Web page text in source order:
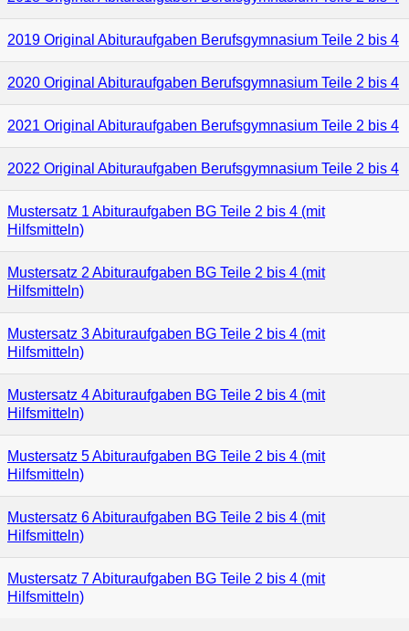
2019 Original Abituraufgaben Berufsgymnasium Teile 2 bis 4
2020 Original Abituraufgaben Berufsgymnasium Teile 2 bis 4
2021 Original Abituraufgaben Berufsgymnasium Teile 2 bis 4
2022 Original Abituraufgaben Berufsgymnasium Teile 2 bis 4
Mustersatz 1 Abituraufgaben BG Teile 2 bis 4 (mit
Hilfsmitteln)
Mustersatz 2 Abituraufgaben BG Teile 2 bis 4 (mit
Hilfsmitteln)
Mustersatz 3 Abituraufgaben BG Teile 2 bis 4 (mit
Hilfsmitteln)
Mustersatz 4 Abituraufgaben BG Teile 2 bis 4 (mit
Hilfsmitteln)
Mustersatz 5 Abituraufgaben BG Teile 2 bis 4 (mit
Hilfsmitteln)
Mustersatz 6 Abituraufgaben BG Teile 2 bis 4 (mit
Hilfsmitteln)
Mustersatz 7 Abituraufgaben BG Teile 2 bis 4 (mit
Hilfsmitteln)